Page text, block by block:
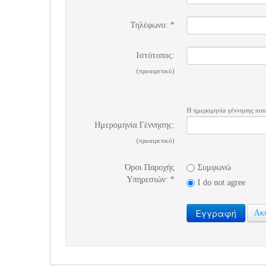
Τηλέφωνο: *
Ιστότοπος:
(προαιρετικό)
Η ημερομηνία γέννησης
Ημερομηνία Γέννησης:
(προαιρετικό)
Όροι Παροχής
Υπηρεσιών: *
Συμφωνώ
I do not agree
Εγγραφή